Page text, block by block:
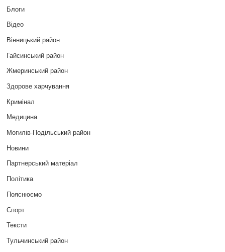
Блоги
Відео
Вінницький район
Гайсинський район
Жмеринський район
Здорове харчування
Кримінал
Медицина
Могилів-Подільський район
Новини
Партнерський матеріал
Політика
Пояснюємо
Спорт
Тексти
Тульчинський район